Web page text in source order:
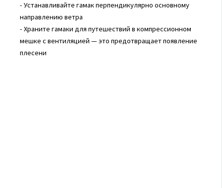
- Устанавливайте гамак перпендикулярно основному
направлению ветра
- Храните гамаки для путешествий в компрессионном
мешке с вентиляцией — это предотвращает появление
плесени